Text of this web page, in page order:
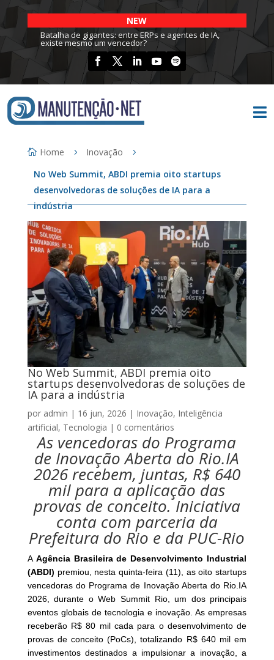
NEW
Batalha de gigantes: entre ERPs e agentes de IA,
existe mesmo um vencedor?

Home
Inovação
No Web Summit, ABDI premia oito startups
desenvolvedoras de soluções de IA para a
indústria
No Web Summit, ABDI premia oito
startups desenvolvedoras de soluções de
IA para a indústria
por admin | 16 jun, 2026 | Inovação, Inteligência
artificial, Tecnologia | 0 comentários
As vencedoras do Programa
de Inovação Aberta do Rio.IA
2026 recebem, juntas, R$ 640
mil para a aplicação das
provas de conceito. Iniciativa
conta com parceria da
Prefeitura do Rio e da PUC-Rio
A Agência Brasileira de Desenvolvimento Industrial
(ABDI) premiou, nesta quinta-feira (11), as oito startups
vencedoras do Programa de Inovação Aberta do Rio.IA
2026, durante o Web Summit Rio, um dos principais
eventos globais de tecnologia e inovação. As empresas
receberão R$ 80 mil cada para o desenvolvimento de
provas de conceito (PoCs), totalizando R$ 640 mil em
investimentos destinados a impulsionar a inovação, a